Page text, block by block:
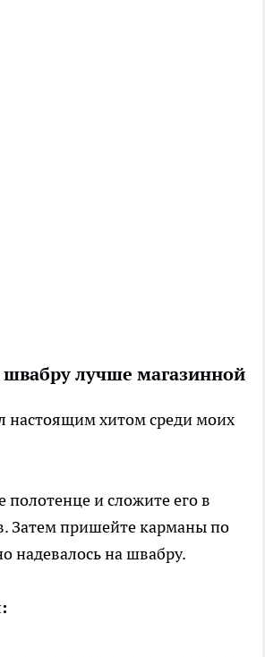
швабру лучше магазинной
настоящим хитом среди моих
полотенце и сложите его в
Затем пришейте карманы по
надевалось на швабру.